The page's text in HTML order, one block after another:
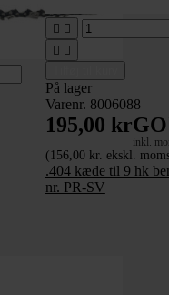
 
 
På lager
Varenr. 8006088
195,00 kr
inkl.
(156,00 kr. ekskl.
.404 kæde til 9 hk
nr. PR-SV